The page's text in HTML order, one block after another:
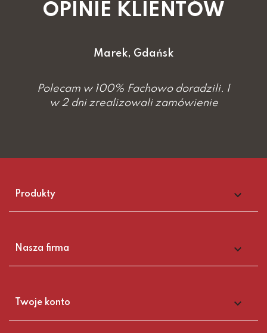
OPINIE KLIENTÓW
Marek, Gdańsk
Polecam w 100% Fachowo doradzili. I
w 2 dni zrealizowali zamówienie
Produkty 
Nasza firma 
Twoje konto 